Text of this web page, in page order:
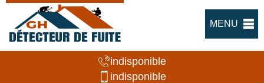
MENU
indisponible
indisponible